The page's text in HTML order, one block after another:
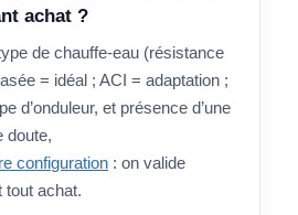
achat ?
de chauffe-eau (résistance
= idéal ; ACI = adaptation ;
d’onduleur, et présence d’une
doute,
configuration : on valide
tout achat.